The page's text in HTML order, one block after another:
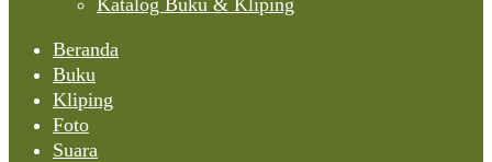
Katalog Buku & Kliping
Beranda
Buku
Kliping
Foto
Suara